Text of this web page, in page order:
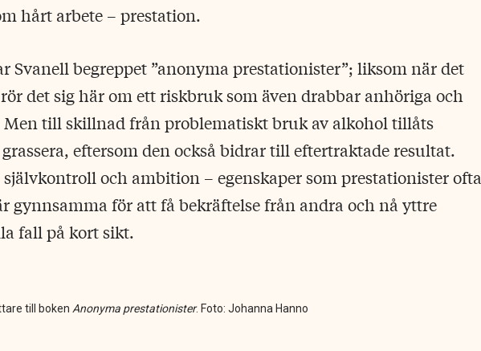
hårt arbete – prestation.
Svanell begreppet ”anonyma prestationister”; liksom när det
det sig här om ett riskbruk som även drabbar anhöriga och
till skillnad från problematiskt bruk av alkohol tillåts
eftersom den också bidrar till eftertraktade resultat.
och ambition – egenskaper som prestationister ofta
gynnsamma för att få bekräftelse från andra och nå yttre
fall på kort sikt.
till boken Anonyma prestationister. Foto: Johanna Hanno